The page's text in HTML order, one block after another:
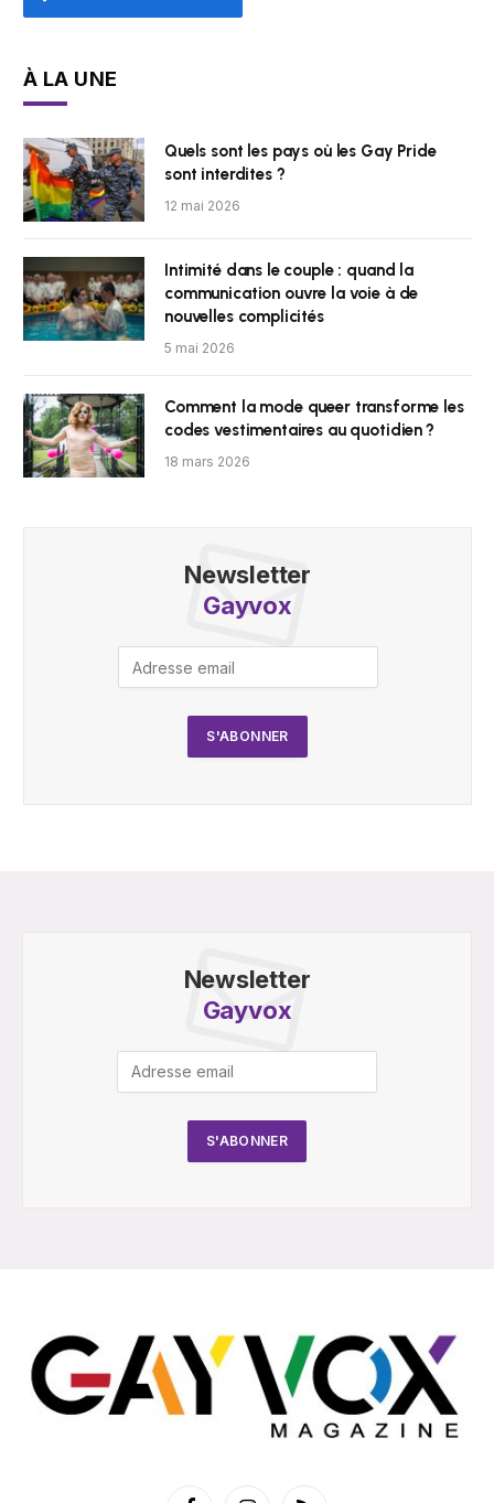
À LA UNE
Quels sont les pays où les Gay Pride
sont interdites ?
12 mai 2026
Intimité dans le couple : quand la
communication ouvre la voie à de
nouvelles complicités
5 mai 2026
Comment la mode queer transforme les
codes vestimentaires au quotidien ?
18 mars 2026
Newsletter
Gayvox
Newsletter
Gayvox